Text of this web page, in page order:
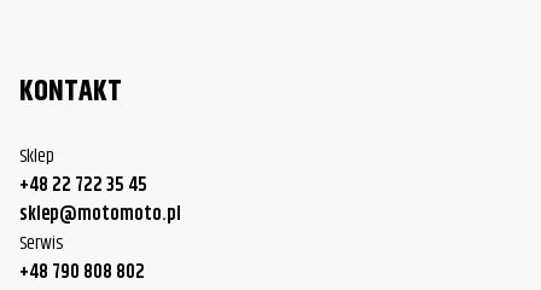
KONTAKT
Sklep
+48 22 722 35 45
sklep@motomoto.pl
Serwis
+48 790 808 802